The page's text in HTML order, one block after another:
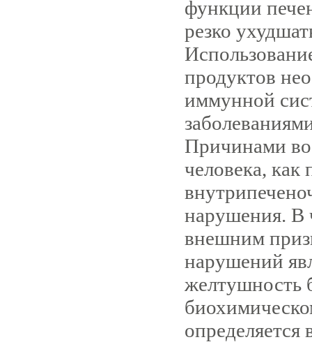
функции
резко
продуктов
иммунной
Причинами
человека,
нарушения. В
внешним
нарушений
желтушность